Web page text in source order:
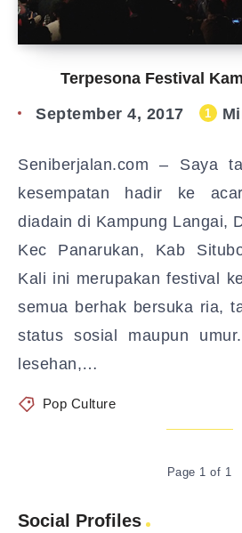
Terpesona Festival
September 4, 2017 1
Seniberjalan.com – Saya
kesempatan hadir ke
diadain di Kampung Langai,
Kec Panarukan, Kab
Kali ini merupakan festival
semua berhak bersuka ria,
status sosial maupun
lesehan,…
Pop Culture
Page 1 of 1
Social Profiles